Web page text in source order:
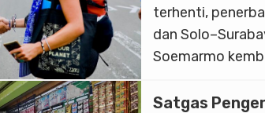
(Hardiknas)
[…]
terhenti,
dan
Soemarmo
tersebut pada
Satgas